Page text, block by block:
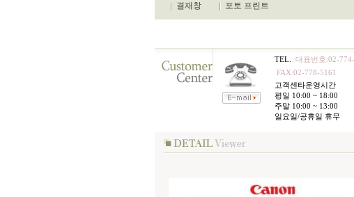
결재창
포토 프린트
TEL.
대표번호:02-
FAX:02-778-5161
고객센타운영시간
평일 10:00 ~ 18:00
주말 10:00 ~ 13:00
일요일/공휴일 휴무